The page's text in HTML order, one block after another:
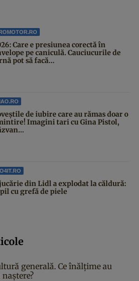
Care e presiunea corectă în
pe caniculă. Cauciucurile de
pot să facă...
de iubire care au rămas doar o
Imagini tari cu Gina Pistol,
din Lidl a explodat la căldură:
cu grefă de piele
generală. Ce înălțime au